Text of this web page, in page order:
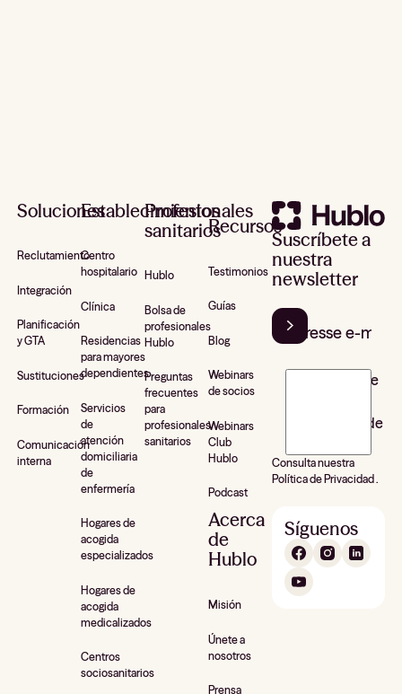
Soluciones
Reclutamiento
Integración
Planificación
y GTA
Sustituciones
Formación
Comunicación
interna
Establecimientos
Centro
hospitalario
Clínica
Residencias
para mayores
dependientes
Servicios
de
atención
domiciliaria
de
enfermería
Hogares de
acogida
especializados
Hogares de
acogida
medicalizados
Centros
sociosanitarios
Profesionales
sanitarios
Hublo
Bolsa de
profesionales
Hublo
Preguntas
frecuentes
para
profesionales
sanitarios
Recursos
Testimonios
Guías
Blog
Webinars
de socios
Webinars
Club
Hublo
Podcast
Acerca
de
Hublo
Misión
Únete a
nosotros
Prensa
Suscríbete a
nuestra
newsletter
J’accepte de
newsletter de
Consulta nuestra
Política de Privacidad .
Síguenos